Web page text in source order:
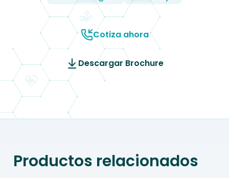
Cotiza ahora
Descargar Brochure
Productos relacionados